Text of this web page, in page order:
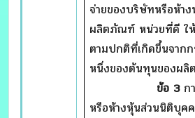
จ่ายของบริษัทหรือห้า
ผลิตภัณฑ์ หน่วยที่ดี ให้
ตามปกติที่เกิดขึ้นจาก
หนึ่งของต้นทุนของผ
ข้อ 3 ก
หรือห้างหุ้นส่วนนิติบุค